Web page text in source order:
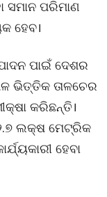
ପରିମାଣ
ହେବ।
ପାଇଁ ଦେଶର
ଭିତ୍ତିକ ତାଳଚେର
କରିଛନ୍ତି।
ଲକ୍ଷ ମେଟ୍ରିକ
ହେବା